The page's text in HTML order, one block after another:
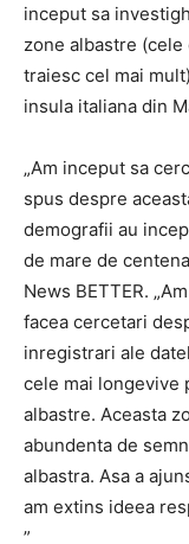
inceput sa
zone albastre
traiesc cel mai
insula italiana din
„Am inceput sa
spus despre
demografii au
de mare de
News BETTER.
facea cercetari
inregistrari ale
cele mai longevive
albastre. Aceasta
abundenta de
albastra. Asa a
am extins ideea
”